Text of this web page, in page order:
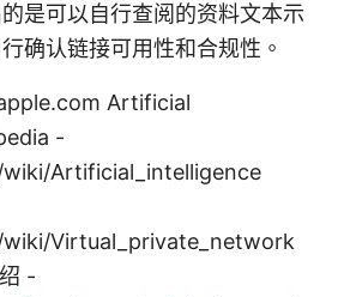
是可以自行查阅的资料文本示
确认链接可用性和合规性。
Artificial
-
Artificial_intelligence
Virtual_private_network
-